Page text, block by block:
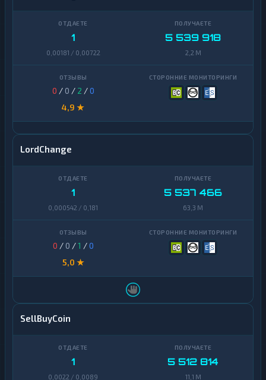
1
0,00181 / 0,00722
5 539 918
2,2 M
0 / 0 / 2 /0
4,9 ★
LordChange
1
0,000542 / 0,181
5 537 466
63,3 M
0 / 0 /1 /0
5,0 ★
SellBuyCoin
1
0,0022 / 0,0089
5 512 814
11,1 M